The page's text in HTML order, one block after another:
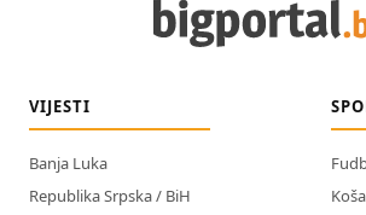
VIJESTI
Banja Luka
Republika Srpska / BiH